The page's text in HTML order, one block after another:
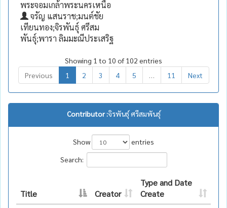
พระจอมเกล้าพระนครเหนือ
จรัญ แสนราช;มนต์ชัย
เทียนทอง;จิรพันธุ์ ศรีสม
พันธุ์;พารา ลิมมะณีประเสริฐ
Showing 1 to 10 of 102 entries
Previous
1 2 3 4 5 11 Next
Contributor :จิรพันธุ์ ศรีสมพันธุ์
Show
entries
Search:
Title Creator
Type and Date
Create